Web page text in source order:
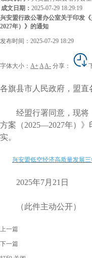
成文日期： 2025-07-29 18:29:19
兴安盟行政公署办公室关于印发
2027年）》的通知
发布时间：2025-07-29 18:29
字体大小： A+ AA- 分享：
各旗县市人民政府，盟直
经盟行署同意，现将
方案（2025—2027年）
实。
兴安盟低空经济高质量发展
2025年7月21日
（此件主动公开）
上一篇
下一篇